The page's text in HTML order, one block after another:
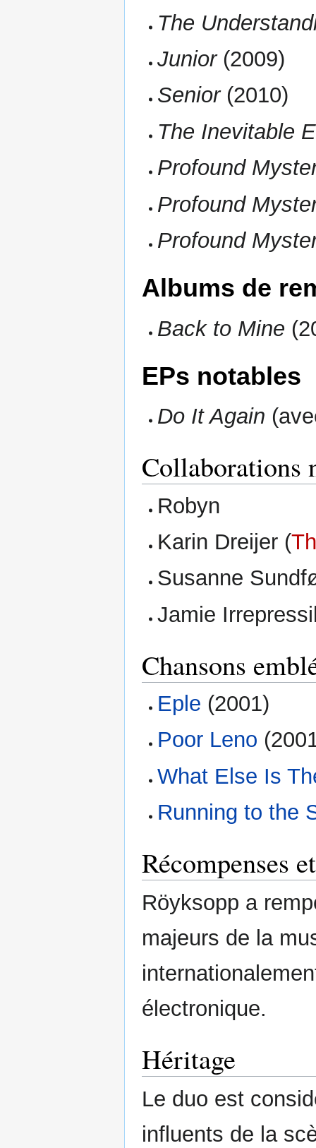
The
Junior(2009)
Senior(2010)
The Inevitable
Profound
Profound
Profound
Albums de
Back to Mine
EPs notables
Do It Again
Collaborations
Robyn
Karin Dreijer (
Susanne
Jamie
Chansons
Eple (2001)
Poor Leno
What Else Is
Running to the
Récompenses
Röyksopp a
majeurs de la
électronique.
Héritage
Le duo est
influents de la